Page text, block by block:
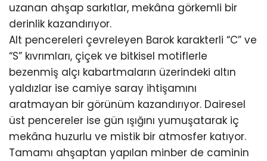
uzanan ahşap sarkıtlar, mekâna görkemli bir
derinlik kazandırıyor.
Alt pencereleri çevreleyen Barok karakterli “C” ve
“S” kıvrımları, çiçek ve bitkisel motiflerle
bezenmiş alçı kabartmaların üzerindeki altın
yaldızlar ise camiye saray ihtişamını
aratmayan bir görünüm kazandırıyor. Dairesel
üst pencereler ise gün ışığını yumuşatarak iç
mekâna huzurlu ve mistik bir atmosfer katıyor.
Tamamı ahşaptan yapılan minber de caminin